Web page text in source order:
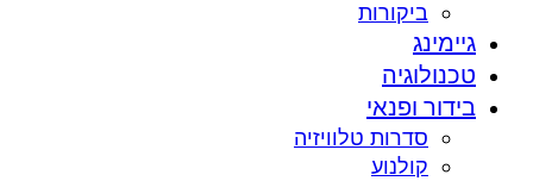
ביקורות
גיימינג
טכנולוגיה
בידור ופנאי
סדרות טלוויזיה
קולנוע